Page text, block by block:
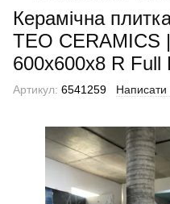
Керамічна
TEO CERAMICS
600x600x8 R Full
Артикул: 6541259 Написати